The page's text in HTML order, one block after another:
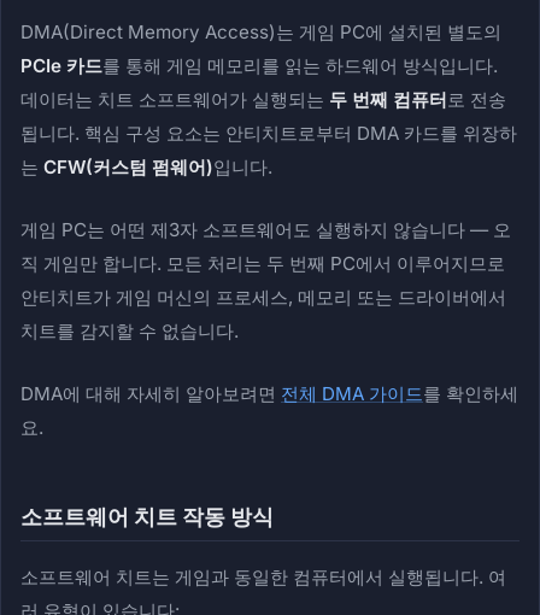
DMA(Direct Memory Access)는 게임 PC에 설치된 별도의
PCIe 카드를 통해 게임 메모리를 읽는 하드웨어 방식입니다.
데이터는 치트 소프트웨어가 실행되는 두 번째 컴퓨터로 전송
됩니다. 핵심 구성 요소는 안티치트로부터 DMA 카드를 위장하
는 CFW(커스텀 펌웨어)입니다.
게임 PC는 어떤 제3자 소프트웨어도 실행하지 않습니다 — 오
직 게임만 합니다. 모든 처리는 두 번째 PC에서 이루어지므로
안티치트가 게임 머신의 프로세스, 메모리 또는 드라이버에서
치트를 감지할 수 없습니다.
DMA에 대해 자세히 알아보려면 전체 DMA 가이드를 확인하세
요.
소프트웨어 치트 작동 방식
소프트웨어 치트는 게임과 동일한 컴퓨터에서 실행됩니다. 여